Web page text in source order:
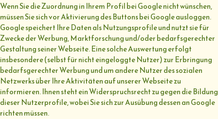
Wenn Sie die Zuordnung in Ihrem Profil bei Google nicht wünschen,
müssen Sie sich vor Aktivierung des Buttons bei Google ausloggen.
Google speichert Ihre Daten als Nutzungsprofile und nutzt sie für
Zwecke der Werbung, Marktforschung und/oder bedarfsgerechter
Gestaltung seiner Webseite. Eine solche Auswertung erfolgt
insbesondere (selbst für nicht eingeloggte Nutzer) zur Erbringung
bedarfsgerechter Werbung und um andere Nutzer des sozialen
Netzwerks über Ihre Aktivitäten auf unserer Webseite zu
informieren. Ihnen steht ein Widerspruchsrecht zu gegen die Bildung
dieser Nutzerprofile, wobei Sie sich zur Ausübung dessen an Google
richten müssen.